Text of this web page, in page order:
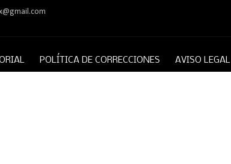
POLÍTICA DE CORRECCIONES AVISO LEGAL